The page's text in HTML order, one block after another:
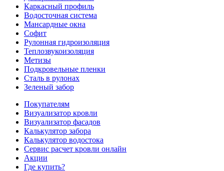
Каркасный профиль
Водосточная система
Мансардные окна
Софит
Рулонная гидроизоляция
Теплозвукоизоляция
Метизы
Подкровельные пленки
Сталь в рулонах
Зеленый забор
Покупателям
Визуализатор кровли
Визуализатор фасадов
Калькулятор забора
Калькулятор водостока
Сервис расчет кровли онлайн
Акции
Где купить?